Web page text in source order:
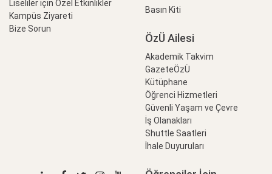
Liseliler için Özel Etkinlikler
Kampüs Ziyareti
Bize Sorun
Basın Kiti
ÖzÜ Ailesi
Akademik Takvim
GazeteÖzÜ
Kütüphane
Öğrenci Hizmetleri
Güvenli Yaşam ve Çevre
İş Olanakları
Shuttle Saatleri
İhale Duyuruları